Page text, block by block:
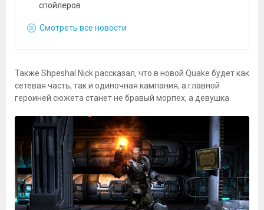
спойлеров
Смотреть все новости
Также Shpeshal Nick рассказал, что в новой Quake будет как
сетевая часть, так и одиночная кампания, а главной
героиней сюжета станет не бравый морпех, а девушка.